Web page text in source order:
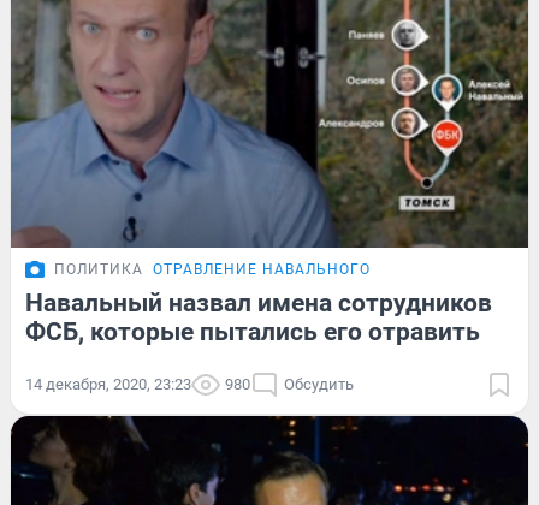
ПОЛИТИКА ОТРАВЛЕНИЕ НАВАЛЬНОГО
Навальный назвал имена сотрудников
ФСБ, которые пытались его отравить
14 декабря, 2020, 23:23 980 Обсудить